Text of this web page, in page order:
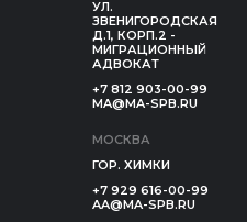
УЛ.
ЗВЕНИГОРОДСКАЯ
Д.1, КОРП.2 -
МИГРАЦИОННЫЙ
АДВОКАТ
+7 812 903-00-99
MA@MA-SPB.RU
МОСКВА
ГОР. ХИМКИ
+7 929 616-00-99
AA@MA-SPB.RU